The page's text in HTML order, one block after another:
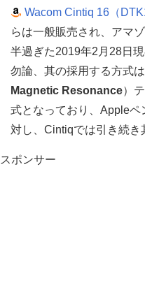
Wacom Cintiq 16（
らは一般販売され、アマ
半過ぎた2019年2月28日
勿論、其の採用する方式
Magnetic Resonance）
式となっており、Appleペ
対し、Cintiqでは引き続き
スポンサー